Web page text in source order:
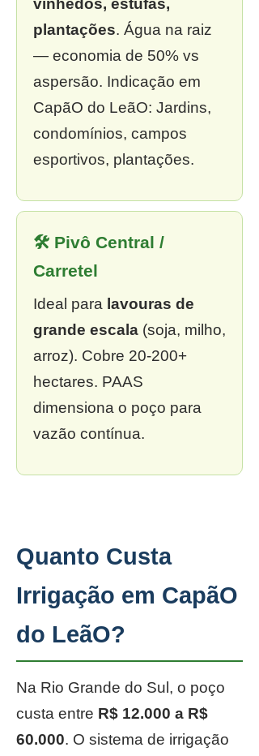
vinhedos, estufas,
plantações. Água na raiz
— economia de 50% vs
aspersão. Indicação em
CapãO do LeãO: Jardins,
condomínios, campos
esportivos, plantações.
🛠 Pivô Central /
Carretel
Ideal para lavouras de
grande escala (soja, milho,
arroz). Cobre 20-200+
hectares. PAAS
dimensiona o poço para
vazão contínua.
Quanto Custa
Irrigação em CapãO
do LeãO?
Na Rio Grande do Sul, o poço
custa entre R$ 12.000 a R$
60.000. O sistema de irrigação